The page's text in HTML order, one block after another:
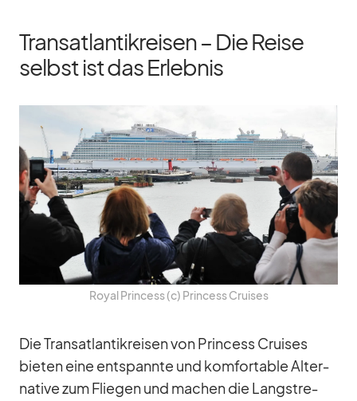
Transatlantikreisen – Die Reise
selbst ist das Erlebnis
Royal Prin­cess (c) Prin­cess Crui­ses
Die Trans­at­lan­tik­rei­sen von Prin­cess Crui­ses
bie­ten eine ent­spannte und kom­for­ta­ble Al­ter­
na­tive zum Flie­gen und ma­chen die Lang­stre­